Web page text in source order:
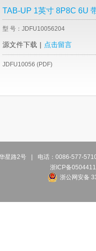
TAB-UP 1英寸 8P8C 6U
型 号：JDFU10056204
源文件下载 | 点击留言
JDFU10056 (PDF)
星路2号
电话：0086-577-
浙ICP备
浙公网安备